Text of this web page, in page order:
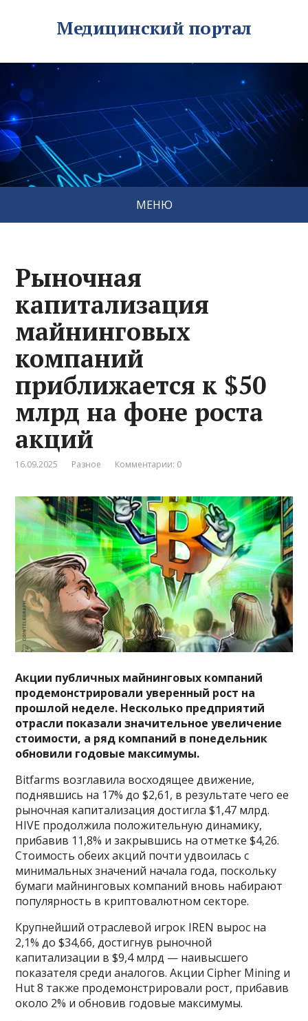
Медицинский портал
МЕНЮ
Рыночная
капитализация
майнинговых
компаний
приближается к $50
млрд на фоне роста
акций
16.09.2025 Разное Комментарии: 0
Акции публичных майнинговых компаний
продемонстрировали уверенный рост на
прошлой неделе. Несколько предприятий
отрасли показали значительное увеличение
стоимости, а ряд компаний в понедельник
обновили годовые максимумы.
Bitfarms возглавила восходящее движение,
поднявшись на 17% до $2,61, в результате чего ее
рыночная капитализация достигла $1,47 млрд.
HIVE продолжила положительную динамику,
прибавив 11,8% и закрывшись на отметке $4,26.
Стоимость обеих акций почти удвоилась с
минимальных значений начала года, поскольку
бумаги майнинговых компаний вновь набирают
популярность в криптовалютном секторе.
Крупнейший отраслевой игрок IREN вырос на
2,1% до $34,66, достигнув рыночной
капитализации в $9,4 млрд — наивысшего
показателя среди аналогов. Акции Cipher Mining и
Hut 8 также продемонстрировали рост, прибавив
около 2% и обновив годовые максимумы.